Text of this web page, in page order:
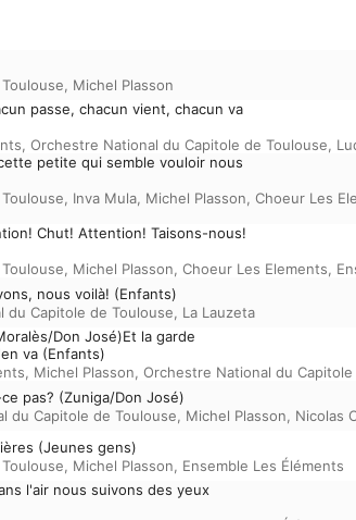
, Michel Plasson
passe, chacun vient, chacun va
, Orchestre National du Capitole de Toulouse,
petite qui semble vouloir nous
, Inva Mula, Michel Plasson, Choeur Les
Chut! Attention! Taisons-nous!
, Michel Plasson, Choeur Les Elements,
nous voilà! (Enfants)
du Capitole de Toulouse, La Lauzeta
Don José)Et la garde
va (Enfants)
, Michel Plasson, Orchestre National du
pas? (Zuniga/Don José)
du Capitole de Toulouse, Michel Plasson, Nicolas
(Jeunes gens)
, Michel Plasson, Ensemble Les Éléments
l'air nous suivons des yeux